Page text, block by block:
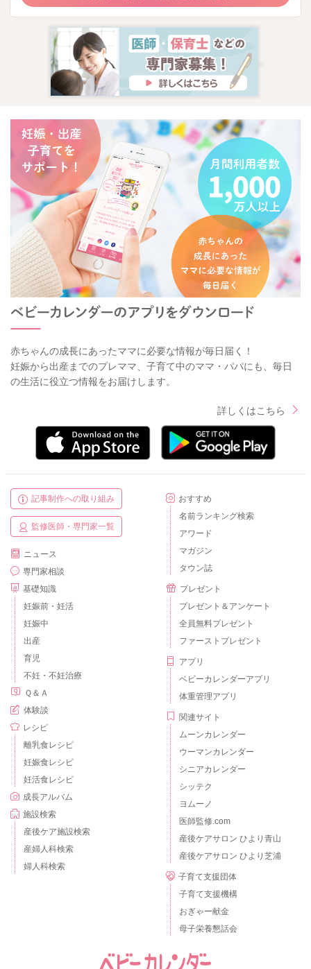
赤ちゃんの成長にあったママに必要な情報が毎日届く！
妊娠から出産までのプレママ、子育て中のママ・パパにも、毎日
の生活に役立つ情報をお届けします。
詳しくはこちら
記事制作への取り組み
監修医師・専門家一覧
ニュース
専門家相談
基礎知識
妊娠前・妊活
妊娠中
出産
育児
不妊・不妊治療
Ｑ＆Ａ
体験談
レシピ
離乳食レシピ
妊娠食レシピ
妊活食レシピ
成長アルバム
施設検索
産後ケア施設検索
産婦人科検索
婦人科検索
おすすめ
名前ランキング検索
アワード
マガジン
タウン誌
プレゼント
プレゼント＆アンケート
全員無料プレゼント
ファーストプレゼント
アプリ
ベビーカレンダーアプリ
体重管理アプリ
関連サイト
ムーンカレンダー
ウーマンカレンダー
シニアカレンダー
シッテク
ヨムーノ
医師監修.com
産後ケアサロン ひより青山
産後ケアサロン ひより芝浦
子育て支援団体
子育て支援機構
おぎゃー献金
母子栄養懇話会